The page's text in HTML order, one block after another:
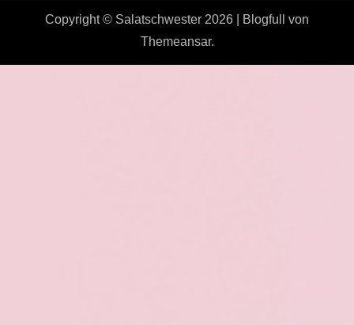
Copyright © Salatschwester 2026 Blogfull
von
Themeansar.